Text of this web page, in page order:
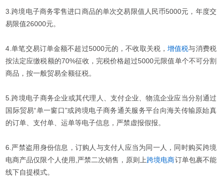
3.跨境电子商务零售进口商品的单次交易限值人民币5000元，年度交
易限值26000元。
4.单笔交易订单金额不超过5000元的，不收取关税，增值税与消费税
按法定应缴税额的70%征收，完税价格超过5000元限值单个不可分割
商品，按一般贸易全额征税。
5.跨境电子商务企业或其代理人、支付企业、物流企业应当分别通过
国际贸易“单一窗口”或跨境电子商务通关服务平台向海关传输原始真
的订单、支付单、运单等电子信息，严禁虚报假报。
6.严禁盗用身份信息，订购人与支付人应当为同一人，同时购买跨境
电商产品仅限个人使用,严禁二次销售，原则上跨境电商订单包裹不能
线下自提模式。